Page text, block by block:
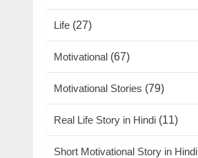
Life (27)
Motivational (67)
Motivational Stories (79)
Real Life Story in Hindi (11)
Short Motivational Story in Hindi